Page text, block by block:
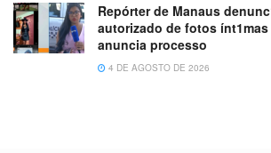
Repórter de Manaus
autorizado de fotos
anuncia processo
4 DE AGOSTO DE 2026